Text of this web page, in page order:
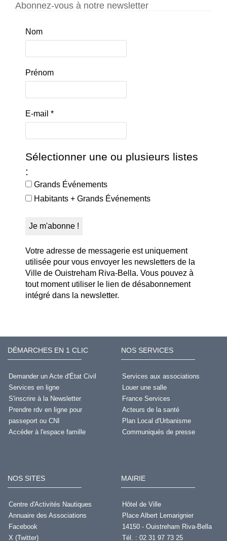
Abonnez-vous à notre newsletter
Nom
Prénom
E-mail *
Sélectionner une ou plusieurs listes
:
Grands Événements
Habitants + Grands Événements
Votre adresse de messagerie est uniquement
utilisée pour vous envoyer les newsletters de la
Ville de Ouistreham Riva-Bella. Vous pouvez à
tout moment utiliser le lien de désabonnement
intégré dans la newsletter.
DÉMARCHES EN 1 CLIC
Demander un Acte d'État Civil
Services en ligne
S'inscrire à la Newsletter
Prendre rdv en ligne pour
passeport ou CNI
Accéder à l'espace famille
NOS SERVICES
Services aux associations
Louer une salle
France Services
Acteurs de la santé
Plan Local d'Urbanisme
Communiqués de presse
NOS SITES
Centre d'Activités Nautiques
Annuaire des Associations
Facebook
X (Twitter)
MAIRIE
Hôtel de Ville
Place Albert Lemarignier
14150 - Ouistreham Riva-Bella
Tél. : 02 31 97 73 25